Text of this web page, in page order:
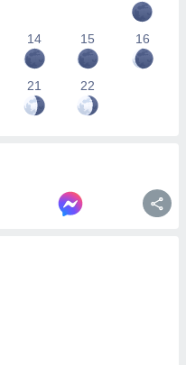
14 15 16
21 22